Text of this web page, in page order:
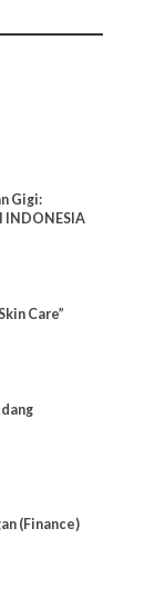
Gigi:
INDONESIA
Care”
(Finance)